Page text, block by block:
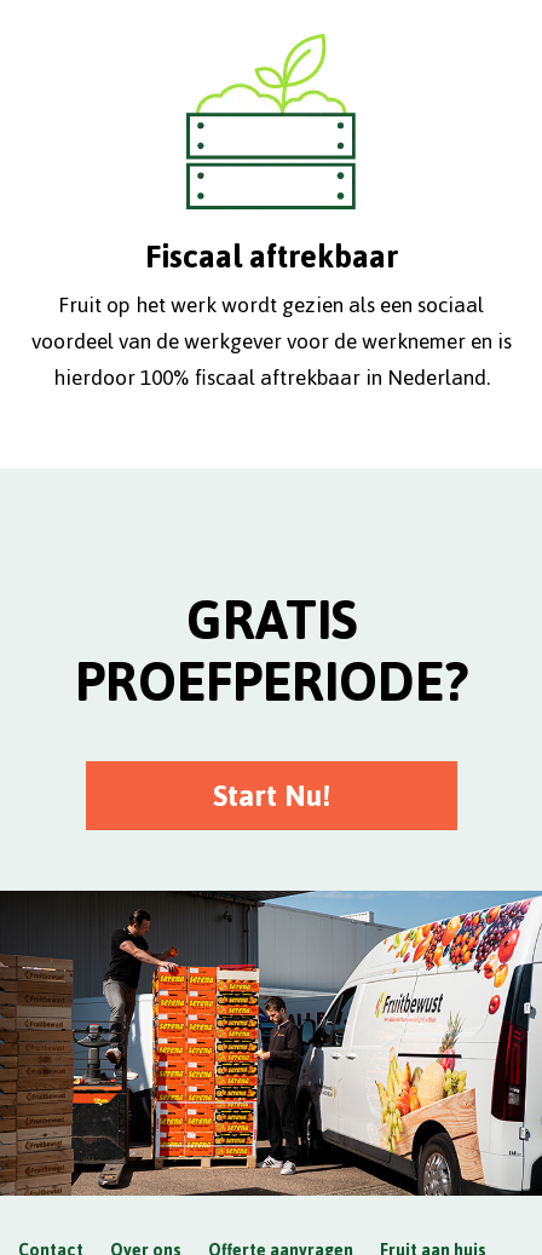
Fiscaal aftrekbaar
Fruit op het werk wordt gezien als een sociaal
voordeel van de werkgever voor de werknemer en is
hierdoor 100% fiscaal aftrekbaar in Nederland.
GRATIS
PROEFPERIODE?
Start Nu!